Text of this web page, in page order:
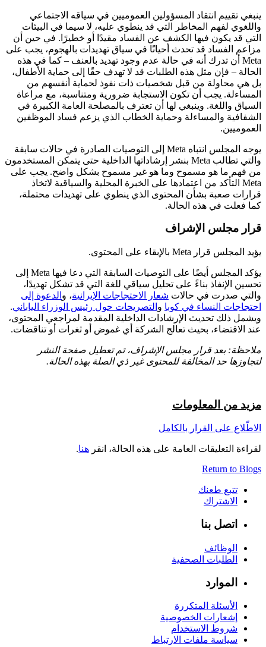
ينبغي تقييم انتقاد المسؤولين العموميين في سياقه الاجتماعي
واللغوي لفهم المخاطر التي قد ينطوي عليه، لا سيما في البيئات
التي قد يكون فيها الكشف عن الفساد مقيدًا أو خطيرًا. في حين أن
مزاعم الفساد قد تحدث أحيانًا في سياق تهديدات بالهجوم، يجب على
Meta أن تدرك أنه في حالة عدم وجود تهديد بالعنف – كما في هذه
الحالة – فإن مثل هذه الطلبات قد لا تهدف حقًا إلى حماية الأطفال،
بل هي محاولة من قبل شخصيات ذات نفوذ لحماية أنفسهم من
المساءلة. يجب أن تكون الاستجابة ضرورية ومتناسبة، مع مراعاة
السياق واللغة. وينبغي لها أن تعترف بالمصلحة العامة الكبيرة في
الشفافية والمساءلة وحماية الخطاب الذي يزعم فساد الموظفين
العموميين.
يوجه المجلس انتباه Meta إلى التوصيات الصادرة في حالات سابقة
والتي تطالب Meta بنشر إرشاداتها الداخلية حتى يتمكن المستخدمون
من فهم ما هو مسموح وما هو غير مسموح بشكل واضح. يجب على
Meta التأكد من اعتمادها على الخبرة المحلية والسياقية لاتخاذ
قرارات صعبة بشأن المحتوى الذي ينطوي على تهديدات محتملة،
كما فعلت في هذه الحالة.
قرار مجلس الإشراف
يؤيد المجلس قرار Meta بالإبقاء على المحتوى.
يؤكد المجلس أيضًا على التوصيات السابقة التي دعا فيها Meta إلى
تحسين الإنفاذ بناءً على تحليل سياقي للغة التي قد تشكل تهديدًا،
والتي صدرت في حالات شعار الاحتجاجات الإيرانية، و الدعوة إلى
احتجاجات النساء في كوبا و التصريحات حول رئيس الوزراء الياباني.
ويشمل ذلك تحديث الإرشادات الداخلية المقدمة لمراجعي المحتوى،
عند الاقتضاء، بحيث تعالج الشركة أي غموض أو ثغرات أو تناقضات.
ملاحظة: بعد قرار مجلس الإشراف، تم تعطيل صفحة النشر
لتجاوزها حد المخالفة للمحتوى غير ذي الصلة بهذه الحالة.
مزيد من المعلومات
الاطّلاع على القرار بالكامل
لقراءة التعليقات العامة على هذه الحالة، انقر هنا.
Return to Blogs
تتبع طعنك
الاشتراك
اتصل بنا
الوظائف
الطلبات الصحفية
الموارد
الأسئلة المتكررة
إشعارات الخصوصية
شروط الاستخدام
سياسة ملفات الارتباط